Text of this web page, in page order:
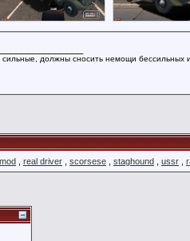
должны сносить немощи бессильных
mod real driver scorsese staghound ussr